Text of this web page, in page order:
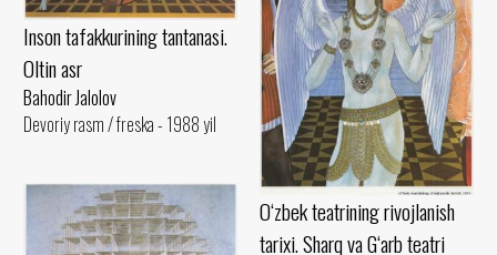
Inson tafakkurining tantanasi.
Oltin asr
Bahodir Jalolov
Devoriy rasm / freska - 1988 yil
O‘zbek teatrining rivojlanish
tarixi. Sharq va G‘arb teatri